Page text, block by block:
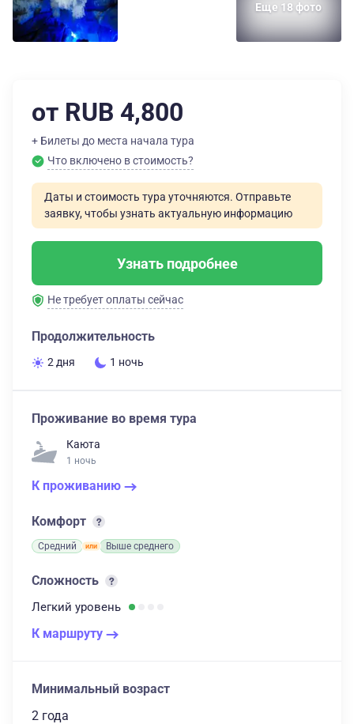
Еще 18 фото
от RUB 4,800
+ Билеты до места начала тура
Что включено в стоимость?
Даты и стоимость тура уточняются. Отправьте
заявку, чтобы узнать актуальную информацию
Узнать подробнее
Не требует оплаты сейчас
Продолжительность
2 дня 1 ночь
Проживание во время тура
Каюта
1 ночь
К проживанию
Комфорт
Средний Выше среднего
Сложность
Легкий уровень
К маршруту
Минимальный возраст
2 года